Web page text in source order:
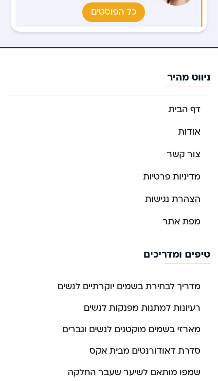
כל הפוסטים
ניווט מהיר
דף הבית
אודות
צור קשר
מדיניות פרטיות
הצהרת נגישות
מפת אתר
טיפים ומדריכים
מדריך לבחירת בשמים יוקרתיים לנשים
רעיונות למתנות מפנקות לנשים
מארזי בשמים מוקטנים לנשים וגברים
סדרת דאודורנטים מבית אקס
שמפו מותאם לשיער שעבר החלקה